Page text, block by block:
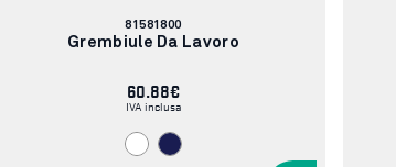
Codice
articolo:
81581800
Grembiule Da Lavoro
60.88€
IVA inclusa